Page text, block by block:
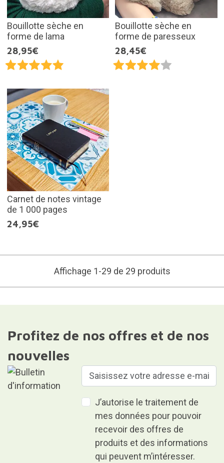
Bouillotte sèche en
forme de lama
28,95€
Bouillotte sèche en
forme de paresseux
28,45€
Carnet de notes vintage
de 1 000 pages
24,95€
Affichage 1-29 de 29 produits
Profitez de nos offres et de nos
nouvelles
J’autorise le traitement de
mes données pour pouvoir
recevoir des offres de
produits et des informations
qui peuvent m’intéresser.